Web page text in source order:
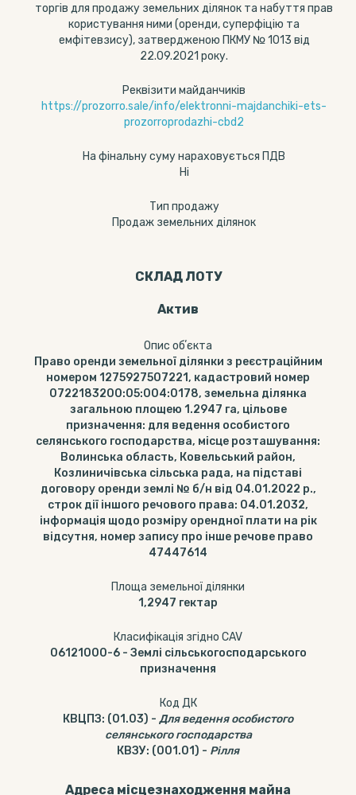
торгів для продажу земельних ділянок та набуття прав
користування ними (оренди, суперфіцію та
емфітевзису), затвердженою ПКМУ № 1013 від
22.09.2021 року.
Реквізити майданчиків
https://prozorro.sale/info/elektronni-majdanchiki-ets-
prozorroprodazhi-cbd2
На фінальну суму нараховується ПДВ
Ні
Тип продажу
Продаж земельних ділянок
СКЛАД ЛОТУ
Актив
Опис обʼєкта
Право оренди земельної ділянки з реєстраційним
номером 1275927507221, кадастровий номер
0722183200:05:004:0178, земельна ділянка
загальною площею 1.2947 га, цільове
призначення: для ведення особистого
селянського господарства, місце розташування:
Волинська область, Ковельський район,
Козлиничівська сільська рада, на підставі
договору оренди землі № б/н від 04.01.2022 р.,
строк дії іншого речового права: 04.01.2032,
інформація щодо розміру орендної плати на рік
відсутня, номер запису про інше речове право
47447614
Площа земельної ділянки
1,2947 гектар
Класифікація згідно CAV
06121000-6- Землі сільськогосподарського
призначення
Код ДК
КВЦПЗ: (01.03) - Для ведення особистого
селянського господарства
КВЗУ: (001.01) - Рілля
Адреса місцезнаходження майна